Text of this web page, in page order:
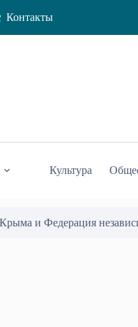
Контакты
Культура
и Федерация